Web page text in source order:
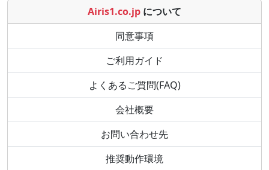
Airis1.co.jp について
同意事項
ご利用ガイド
よくあるご質問(FAQ)
会社概要
お問い合わせ先
推奨動作環境